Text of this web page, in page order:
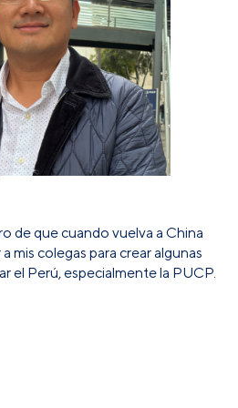
de que cuando vuelva a China
mis colegas para crear algunas
el Perú, especialmente la PUCP.